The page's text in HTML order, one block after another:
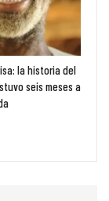
la historia del
seis meses a